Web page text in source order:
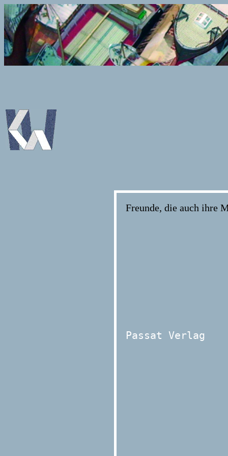
Freunde, die auch ihre
Passat Verlag